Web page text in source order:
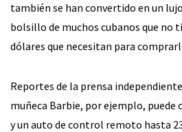
también se han convertido en un
bolsillo de muchos cubanos que no
dólares que necesitan para
Reportes de la prensa
muñeca Barbie, por ejemplo, puede
y un auto de control remoto hasta